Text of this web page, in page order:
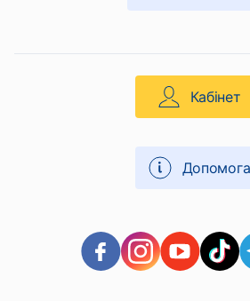
Кабінет
Допомога